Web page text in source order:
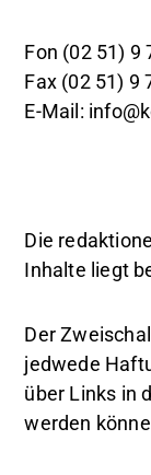
Fon (02 51) 9
Fax (02 51) 9
E-Mail:
Die
Inhalte liegt
Der
jedwede
über Links in
werden